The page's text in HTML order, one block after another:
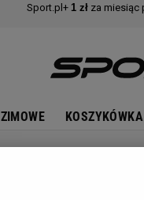
ZIMOWE KOSZYKÓWKA